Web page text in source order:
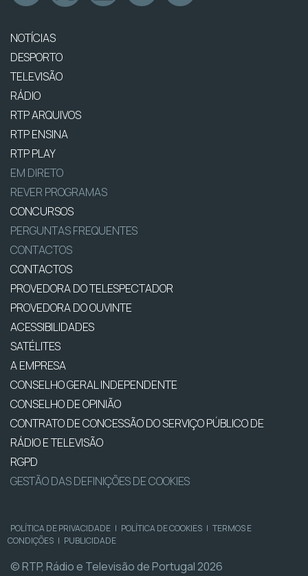
NOTÍCIAS
DESPORTO
TELEVISÃO
RÁDIO
RTP ARQUIVOS
RTP ENSINA
RTP PLAY
EM DIRETO
REVER PROGRAMAS
CONCURSOS
PERGUNTAS FREQUENTES
CONTACTOS
CONTACTOS
PROVEDORA DO TELESPECTADOR
PROVEDORA DO OUVINTE
ACESSIBILIDADES
SATÉLITES
A EMPRESA
CONSELHO GERAL INDEPENDENTE
CONSELHO DE OPINIÃO
CONTRATO DE CONCESSÃO DO SERVIÇO PÚBLICO DE
RÁDIO E TELEVISÃO
RGPD
GESTÃO DAS DEFINIÇÕES DE COOKIES
POLÍTICA DE PRIVACIDADE | POLÍTICA DE COOKIES | TERMOS E
CONDIÇÕES | PUBLICIDADE
© RTP, Rádio e Televisão de Portugal 2026